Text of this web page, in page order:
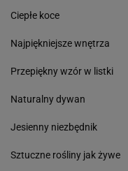
Ciepłe koce
Najpiękniejsze wnętrza
Przepiękny wzór w listki
Naturalny dywan
Jesienny niezbędnik
Sztuczne rośliny jak żywe